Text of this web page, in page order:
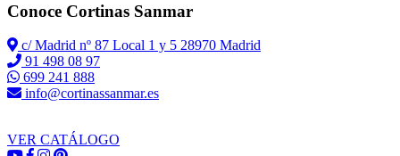
Conoce Cortinas Sanmar
c/ Madrid nº 87 Local 1 y 5 28970 Madrid
91 498 08 97
699 241 888
info@cortinassanmar.es
VER CATÁLOGO